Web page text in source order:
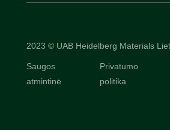
2023 © UAB Heidelberg Materials
Saugos
atmintinė
Privatumo
politika